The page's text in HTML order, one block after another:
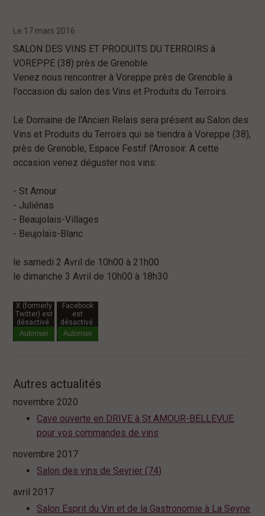
Le 17 mars 2016
SALON DES VINS ET PRODUITS DU TERROIRS à
VOREPPE (38) près de Grenoble
Venez nous rencontrer à Voreppe près de Grenoble à
l'occasion du salon des Vins et Produits du Terroirs.
Le Domaine de l'Ancien Relais sera présent au Salon des
Vins et Produits du Terroirs qui se tiendra à Voreppe (38),
près de Grenoble, Espace Festif l'Arrosoir. A cette
occasion venez déguster nos vins:
- St Amour
- Juliénas
- Beaujolais-Villages
- Beujolais-Blanc
le samedi 2 Avril de 10h00 à 21h00
le dimanche 3 Avril de 10h00 à 18h30
X (formerly
Twitter) est
désactivé.
Autoriser
Facebook
est
désactivé.
Autoriser
Autres actualités
novembre 2020
Cave ouverte en DRIVE à St AMOUR-BELLEVUE
pour vos commandes de vins
novembre 2017
Salon des vins de Sevrier (74)
avril 2017
Salon Esprit du Vin et de la Gastronomie à La Seyne